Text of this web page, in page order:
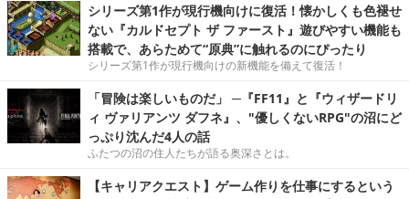
シリーズ第1作が現行機向けに復活！懐かしくも色褪せ
ない『カルドセプト ザ ファースト』遊びやすい機能も
搭載で、あらためて“原典”に触れるのにぴったり
シリーズ第1作が現行機向けの新機能を備えて復活！
「冒険は楽しいものだ」 ─『FF11』と『ウィザードリ
ィ ヴァリアンツ ダフネ』、"優しくないRPG"の沼にど
っぷり沈んだ4人の話
ふたつの沼の住人たちが語る奥深さとは。
【キャリアクエスト】ゲーム作りを仕事にするという